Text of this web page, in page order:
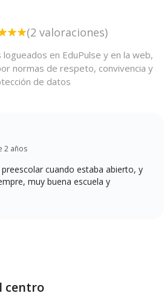
(2 valoraciones)
en EduPulse y en la web,
normas de respeto, convivencia y
de datos
2 años
cuando estaba abierto, y
muy buena escuela y
centro